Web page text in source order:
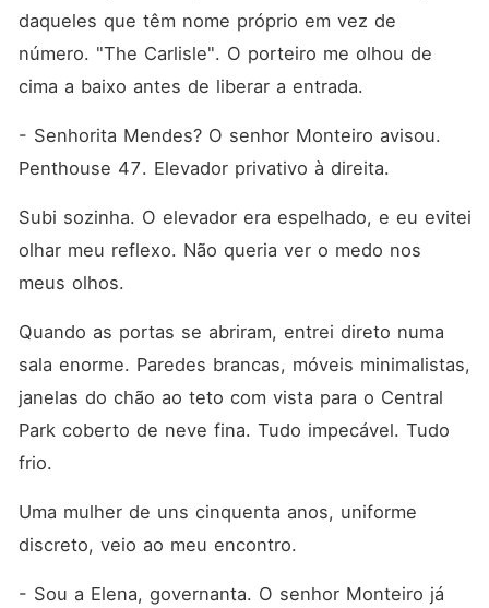
daqueles que têm nome próprio em vez de
número. "The Carlisle". O porteiro me olhou de
cima a baixo antes de liberar a entrada.
- Senhorita Mendes? O senhor Monteiro avisou.
Penthouse 47. Elevador privativo à direita.
Subi sozinha. O elevador era espelhado, e eu evitei
olhar meu reflexo. Não queria ver o medo nos
meus olhos.
Quando as portas se abriram, entrei direto numa
sala enorme. Paredes brancas, móveis minimalistas,
janelas do chão ao teto com vista para o Central
Park coberto de neve fina. Tudo impecável. Tudo
frio.
Uma mulher de uns cinquenta anos, uniforme
discreto, veio ao meu encontro.
- Sou a Elena, governanta. O senhor Monteiro já